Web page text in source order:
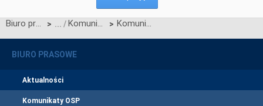
Biuro prasowe > Komunikaty OSP > Komunikat OSP dotyczący zawieszenia procesu Jednolitego łączenia Rynków Dnia Bieżącego w dniu 22.07.2023.
BIURO PRASOWE
Aktualności
Komunikaty OSP